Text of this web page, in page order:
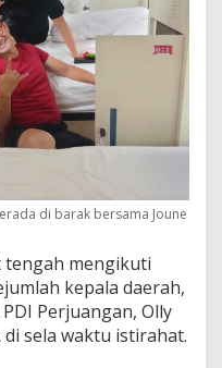
di barak bersama Joune
tengah mengikuti
kepala daerah,
Perjuangan, Olly
sela waktu istirahat.